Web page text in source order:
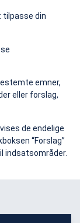
tilpasse din
emner,
eller forslag,
de endelige
“Forslag”
indsatsområder.